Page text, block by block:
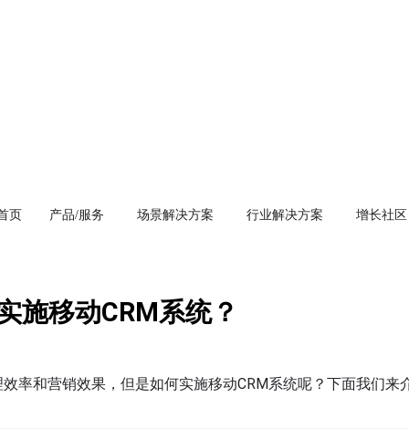
页 产品/服务 场景解决方案 行业解决方案 增长社区
施移动CRM系统？
率和营销效果，但是如何实施移动CRM系统呢？下面我们来